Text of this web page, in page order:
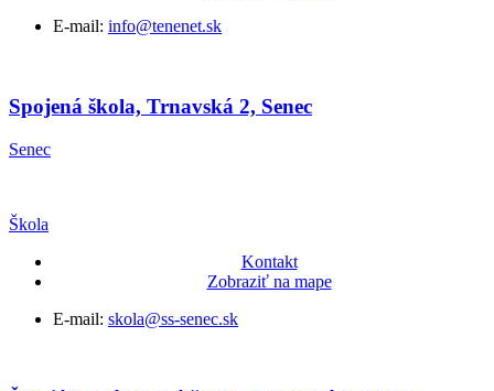
E-mail: info@tenenet.sk
Spojená škola, Trnavská 2, Senec
Senec
Škola
Kontakt
Zobraziť na mape
E-mail: skola@ss-senec.sk